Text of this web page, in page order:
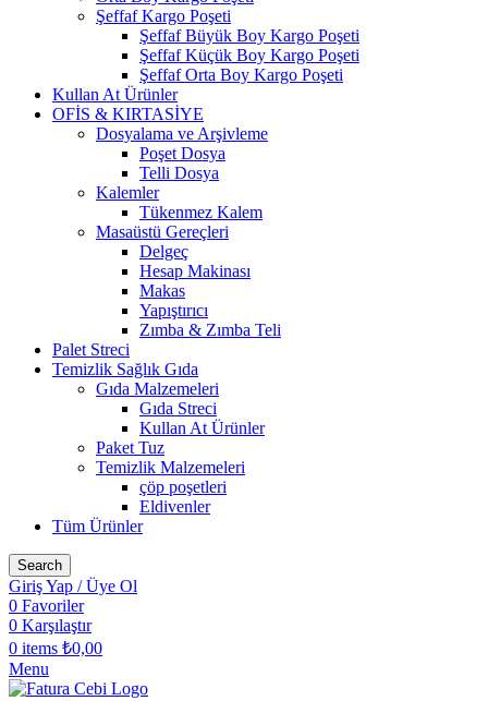
Şeffaf Kargo Poşeti
Şeffaf Büyük Boy Kargo Poşeti
Şeffaf Küçük Boy Kargo Poşeti
Şeffaf Orta Boy Kargo Poşeti
Kullan At Ürünler
OFİS & KIRTASİYE
Dosyalama ve Arşivleme
Poşet Dosya
Telli Dosya
Kalemler
Tükenmez Kalem
Masaüstü Gereçleri
Delgeç
Hesap Makinası
Makas
Yapıştırıcı
Zımba & Zımba Teli
Palet Streci
Temizlik Sağlık Gıda
Gıda Malzemeleri
Gıda Streci
Kullan At Ürünler
Paket Tuz
Temizlik Malzemeleri
çöp poşetleri
Eldivenler
Tüm Ürünler
Search
Giriş Yap / Üye Ol
0 Favoriler
0 Karşılaştır
0 items ₺0,00
Menu